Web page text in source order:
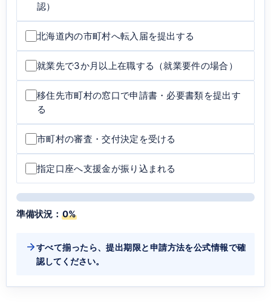
認）
北海道内の市町村へ転入届を提出する
就業先で3か月以上在職する（就業要件の場合）
移住先市町村の窓口で申請書・必要書類を提出す
る
市町村の審査・交付決定を受ける
指定口座へ支援金が振り込まれる
準備状況： 0%
すべて揃ったら、提出期限と申請方法を公式情報で確
認してください。